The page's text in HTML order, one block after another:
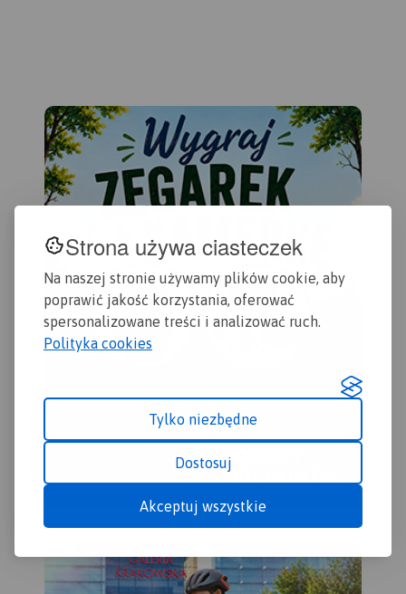
Strona używa ciasteczek
Na naszej stronie używamy plików cookie, aby
poprawić jakość korzystania, oferować
spersonalizowane treści i analizować ruch.
Polityka cookies
Tylko niezbędne
Dostosuj
Akceptuj wszystkie
pola biwakowe.
Mapa jest zorientowana
zgodnie z kierunkiem
płynięcia.